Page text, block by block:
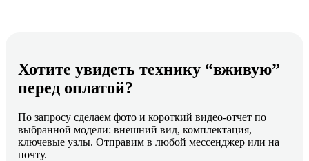
Хотите увидеть технику “вживую”
перед оплатой?
По запросу сделаем фото и короткий видео-отчет по
выбранной модели: внешний вид, комплектация,
ключевые узлы. Отправим в любой мессенджер или на
почту.